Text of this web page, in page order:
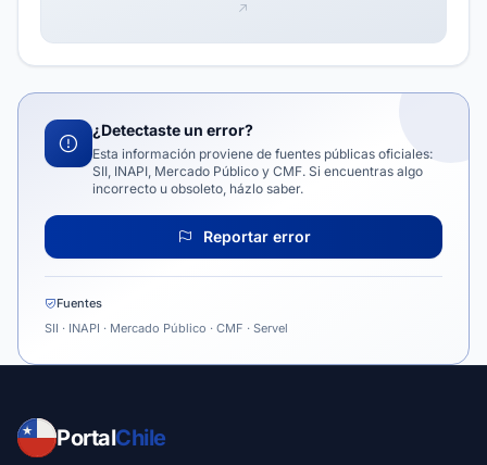
¿Detectaste un error?
Esta información proviene de fuentes públicas oficiales:
SII, INAPI, Mercado Público y CMF. Si encuentras algo
incorrecto u obsoleto, házlo saber.
Reportar error
Fuentes
SII · INAPI · Mercado Público · CMF · Servel
PortalChile